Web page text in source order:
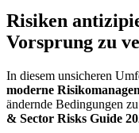
Risiken
Vorsprung zu
In diesem unsicheren
moderne
ändernde Bedingungen
& Sector Risks Guide